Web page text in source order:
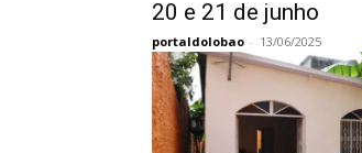
20 e 21 de junho
portaldolobao - 13/06/2025